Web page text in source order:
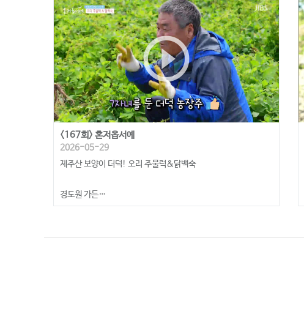
play_circle_outline
<167회> 혼저옵서예
2026-05-29
제주산 보양이 더덕! 오리 주물럭&닭백숙
경도원 가든
제주특별자치도 제주시 특별자치도, 조천읍 교래4길 20-11